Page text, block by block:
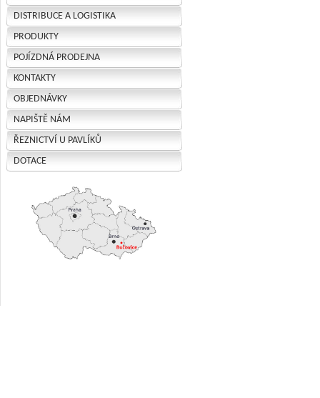
DISTRIBUCE A LOGISTIKA
PRODUKTY
POJÍZDNÁ PRODEJNA
KONTAKTY
OBJEDNÁVKY
NAPIŠTĚ NÁM
ŘEZNICTVÍ U PAVLÍKŮ
DOTACE